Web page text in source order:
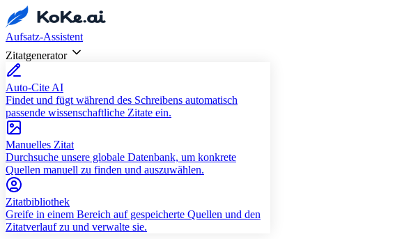
Aufsatz-Assistent
Zitatgenerator
Auto-Cite AI
Findet und fügt während des Schreibens automatisch
passende wissenschaftliche Zitate ein.
Manuelles Zitat
Durchsuche unsere globale Datenbank, um konkrete
Quellen manuell zu finden und auszuwählen.
Zitatbibliothek
Greife in einem Bereich auf gespeicherte Quellen und den
Zitatverlauf zu und verwalte sie.